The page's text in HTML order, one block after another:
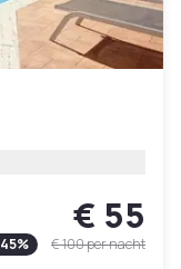
€ 55
45% € 100per nacht